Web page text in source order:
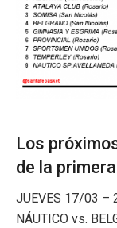
Los
de la
JUEVES 17/03 –
NÁUTICO vs.